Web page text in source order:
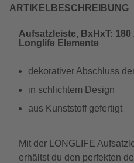
ARTIKELBESCHREIBUNG
Aufsatzleiste, BxHxT:
Longlife Elemente
dekorativer Abschluss
in schlichtem Design
aus Kunststoff gefertigt
Mit der LONGLIFE
erhältst du den perfekten